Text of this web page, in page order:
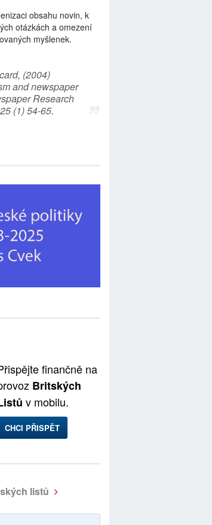
obsahu novin, k
otázkách a omezení
myšlenek.
(2004)
and newspaper
Research
(1) 54-65.
finančně na
Britských
v mobilu.
CHCI PŘISPĚT
listů